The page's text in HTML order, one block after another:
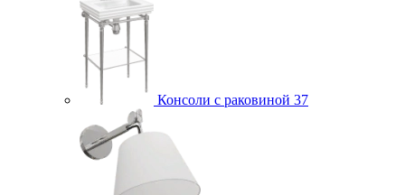
Консоли с раковиной 37